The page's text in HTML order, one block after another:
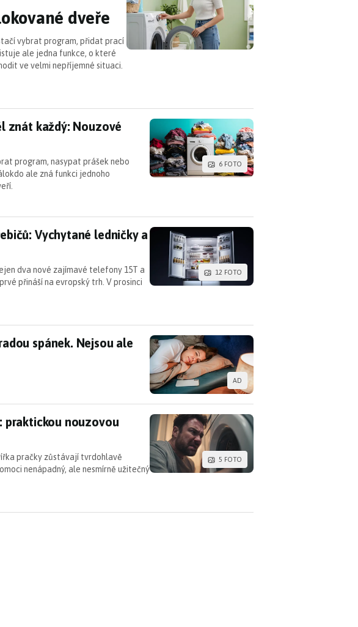
dveře
vybrat program, přidat prací
ale jedna funkce, o které
ve velmi nepříjemné situaci.
znát každý: Nouzové otevření dveří
znát každý: Nouzové
program, nasypat prášek nebo
ale zná funkci jednoho
6 FOTO
Vychytané ledničky a pračky s velkou slevou
Vychytané ledničky a
dva nové zajímavé telefony 15T a
přináší na evropský trh. V prosinci
12 FOTO
spánek. Nejsou ale jediným viníkem
spánek. Nejsou ale
AD
praktickou nouzovou funkci však zná jen málokdo
praktickou nouzovou
pračky zůstávají tvrdohlavě
nenápadný, ale nesmírně užitečný
5 FOTO